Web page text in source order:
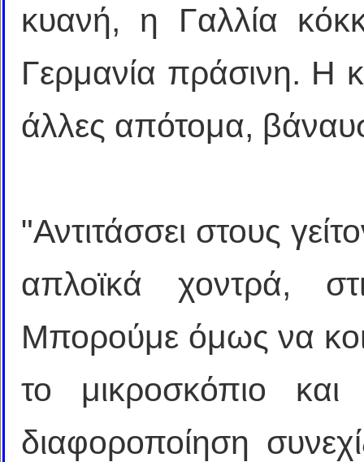
κυανή, η Γαλλία
Γερμανία πράσινη. Η
άλλες απότομα,
"Αντιτάσσει στους
απλοϊκά χοντρά,
Μπορούμε όμως να
το μικροσκόπιο
διαφοροποίηση